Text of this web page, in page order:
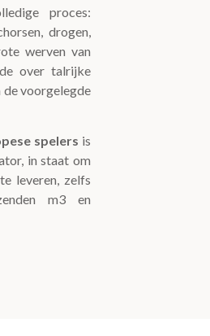
proces:
drogen,
werven van
over talrijke
de voorgelegde
spelers is
in staat om
leveren, zelfs
m3 en